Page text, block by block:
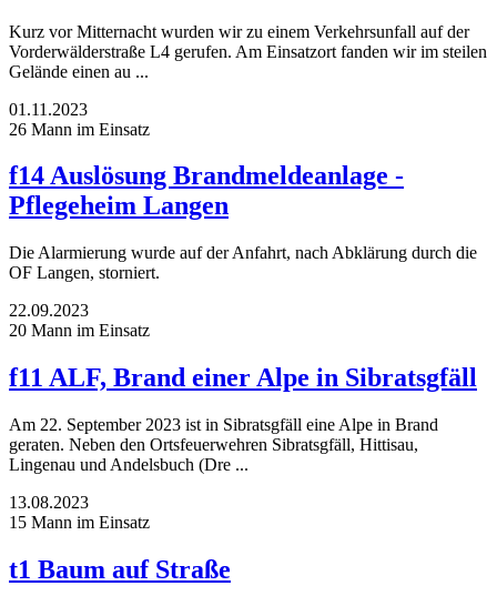
Kurz vor Mitternacht wurden wir zu einem Verkehrsunfall auf der
Vorderwälderstraße L4 gerufen. Am Einsatzort fanden wir im steilen
Gelände einen au ...
01.11.2023
26 Mann im Einsatz
f14 Auslösung Brandmeldeanlage -
Pflegeheim Langen
Die Alarmierung wurde auf der Anfahrt, nach Abklärung durch die
OF Langen, storniert.
22.09.2023
20 Mann im Einsatz
f11 ALF, Brand einer Alpe in Sibratsgfäll
Am 22. September 2023 ist in Sibratsgfäll eine Alpe in Brand
geraten. Neben den Ortsfeuerwehren Sibratsgfäll, Hittisau,
Lingenau und Andelsbuch (Dre ...
13.08.2023
15 Mann im Einsatz
t1 Baum auf Straße